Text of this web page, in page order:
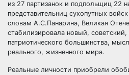
из 27 партизанок и подпольщиц 22
представительниц сухопутных
словам А.С.Панарина, Великая
стабилизировала новый, советский,
патриотического большинства,
реального, жизненного мира.
Реальные личности приобрели